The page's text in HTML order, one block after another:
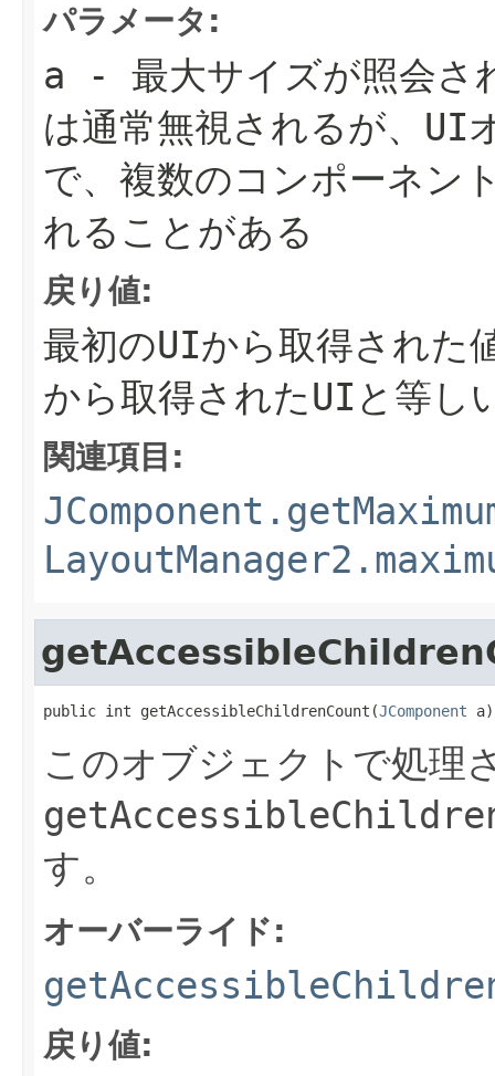
パラメータ:
a - 最大サイズが照会さ
は通常無視されるが、UI
で、複数のコンポーネン
れることがある
戻り値:
最初のUIから取得された
から取得されたUIと等し
関連項目:
public int getAccessibleChildrenCount(JComponent a)
このオブジェクトで処理
す。
オーバーライド:
戻り値: